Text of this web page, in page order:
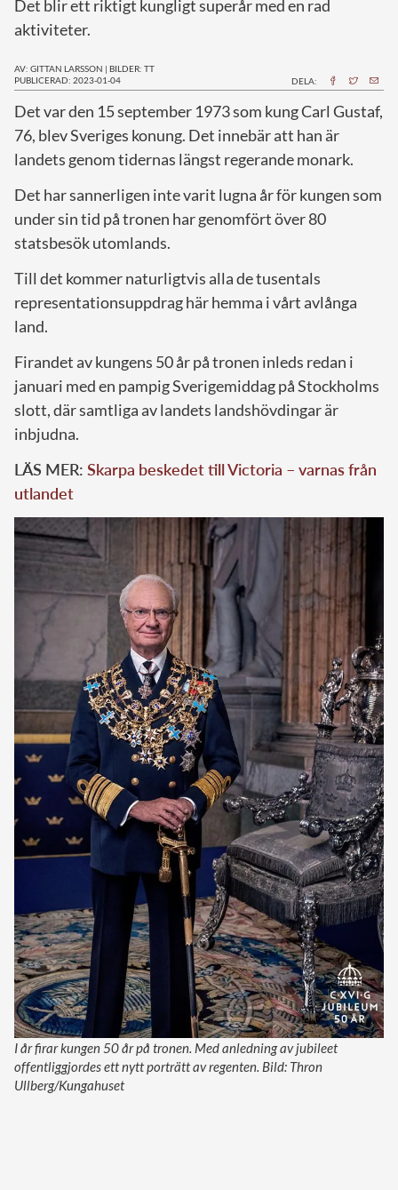
Det blir ett riktigt kungligt superår med en rad
aktiviteter.
AV: GITTAN LARSSON | BILDER: TT
PUBLICERAD: 2023-01-04
DELA:
Det var den 15 september 1973 som kung Carl Gustaf,
76, blev Sveriges konung. Det innebär att han är
landets genom tidernas längst regerande monark.
Det har sannerligen inte varit lugna år för kungen som
under sin tid på tronen har genomfört över 80
statsbesök utomlands.
Till det kommer naturligtvis alla de tusentals
representationsuppdrag här hemma i vårt avlånga
land.
Firandet av kungens 50 år på tronen inleds redan i
januari med en pampig Sverigemiddag på Stockholms
slott, där samtliga av landets landshövdingar är
inbjudna.
LÄS MER: Skarpa beskedet till Victoria – varnas från
utlandet
I år firar kungen 50 år på tronen. Med anledning av jubileet
offentliggjordes ett nytt porträtt av regenten. Bild: Thron
Ullberg/Kungahuset